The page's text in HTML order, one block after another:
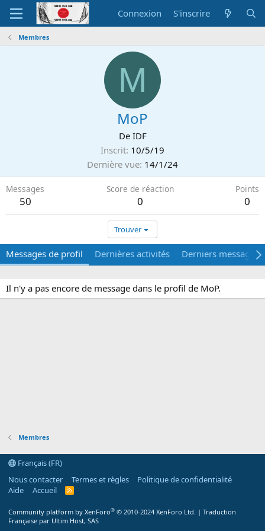
Connexion S'inscrire
Membres
M
MoP
De IDF
Inscrit 10/5/19
Dernière vue 14/1/24
Messages
50
Score de réaction
0
Points
0
Trouver
Messages de profil Dernières activités Derniers messages
Il n'y a pas encore de message dans le profil de MoP.
Membres
Français (FR)
Nous contacter
Termes et règles
Politique de confidentialité
Aide
Accueil
R
Community platform by XenForo® © 2010-2024 XenForo Ltd. | Traduction
Française par Ultim Host, SAS